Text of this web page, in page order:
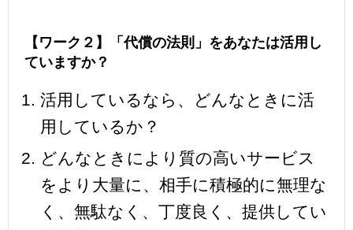
【ワーク２】「代償の法則」をあなたは活用し
ていますか？
活用しているなら、どんなときに活
用しているか？
どんなときにより質の高いサービス
をより大量に、相手に積極的に無理な
く、無駄なく、丁度良く、提供してい